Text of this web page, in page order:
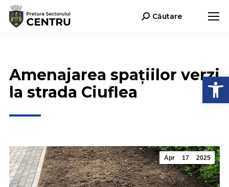
Search:Căutare
Amenajarea spațiilor verzi
la strada Ciuflea
Apr 17 2025